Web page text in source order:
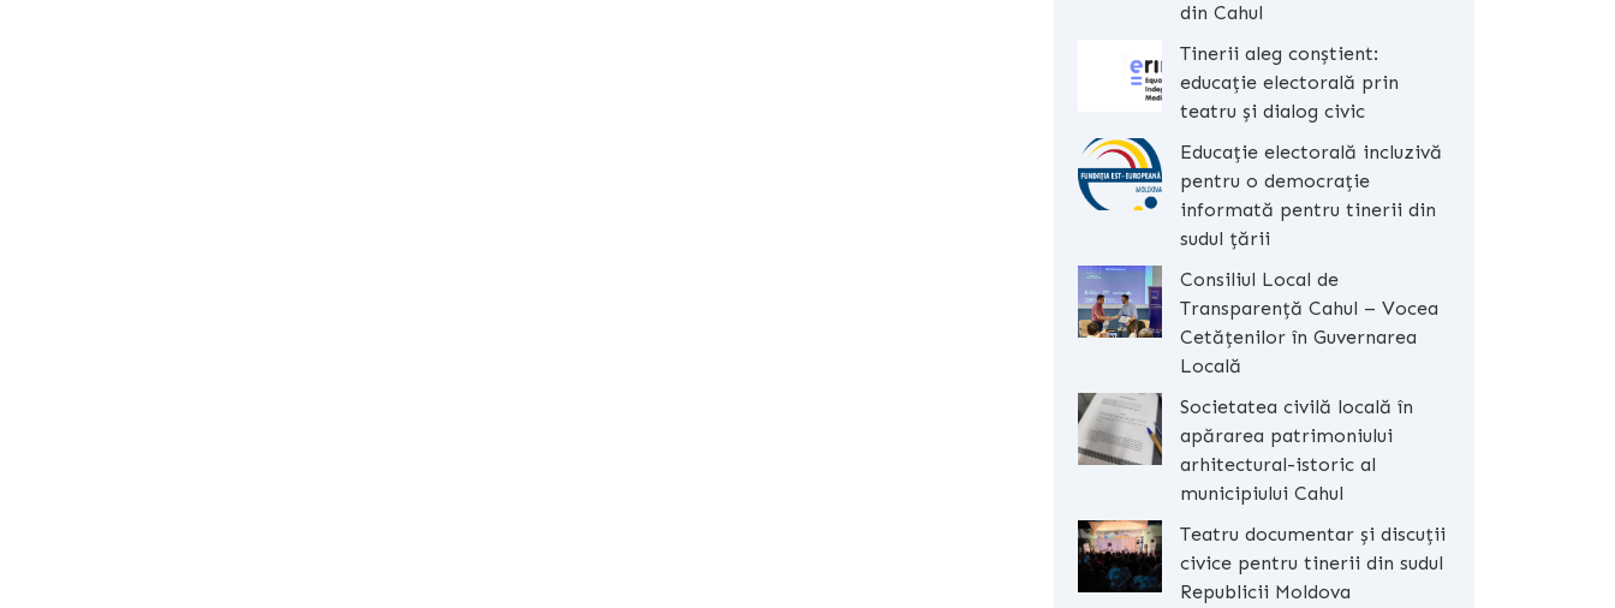
din Cahul
Tinerii aleg conștient:
educație electorală prin
teatru și dialog civic
Educație electorală incluzivă
pentru o democrație
informată pentru tinerii din
sudul țării
Consiliul Local de
Transparență Cahul – Vocea
Cetățenilor în Guvernarea
Locală
Societatea civilă locală în
apărarea patrimoniului
arhitectural-istoric al
municipiului Cahul
Teatru documentar și discuții
civice pentru tinerii din sudul
Republicii Moldova